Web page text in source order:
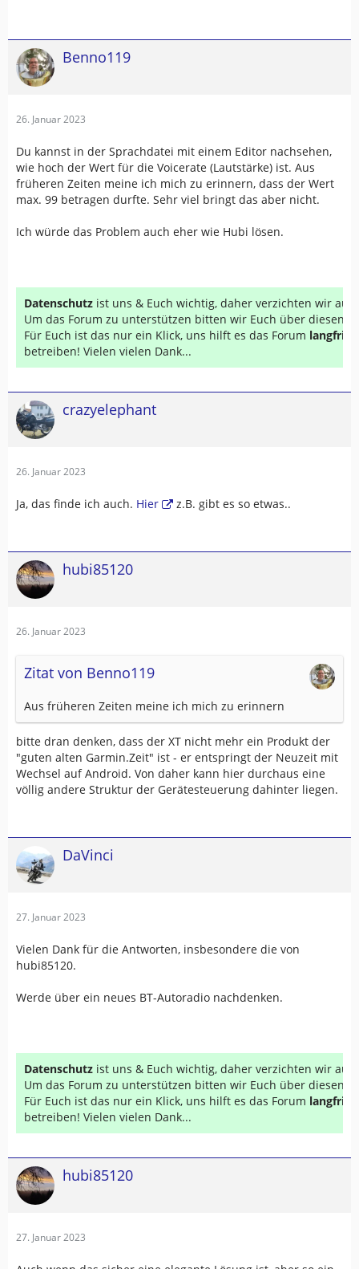
Benno119
26. Januar 2023
Du kannst in der Sprachdatei mit einem Editor nachsehen,
wie hoch der Wert für die Voicerate (Lautstärke) ist. Aus
früheren Zeiten meine ich mich zu erinnern, dass der Wert
max. 99 betragen durfte. Sehr viel bringt das aber nicht.
Ich würde das Problem auch eher wie Hubi lösen.
Datenschutz ist uns & Euch wichtig, daher verzichten wir auf
Um das Forum zu unterstützen bitten wir Euch über diesen
Für Euch ist das nur ein Klick, uns hilft es das Forum
betreiben! Vielen vielen Dank...
crazyelephant
26. Januar 2023
Ja, das finde ich auch. Hier z.B. gibt es so etwas..
hubi85120
26. Januar 2023
Zitat von Benno119
Aus früheren Zeiten meine ich mich zu erinnern
bitte dran denken, dass der XT nicht mehr ein Produkt der
"guten alten Garmin.Zeit" ist - er entspringt der Neuzeit mit
Wechsel auf Android. Von daher kann hier durchaus eine
völlig andere Struktur der Gerätesteuerung dahinter liegen.
DaVinci
27. Januar 2023
Vielen Dank für die Antworten, insbesondere die von
hubi85120.
Werde über ein neues BT-Autoradio nachdenken.
Datenschutz ist uns & Euch wichtig, daher verzichten wir auf
Um das Forum zu unterstützen bitten wir Euch über diesen
Für Euch ist das nur ein Klick, uns hilft es das Forum
betreiben! Vielen vielen Dank...
hubi85120
27. Januar 2023